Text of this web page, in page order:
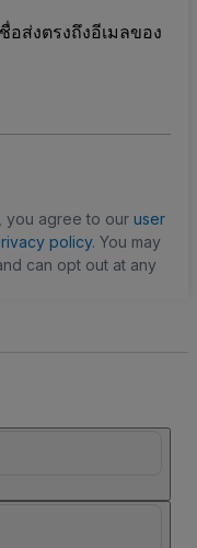
อส่งตรงถึงอีเมลของ
you agree to our user
policy. You may
can opt out at any